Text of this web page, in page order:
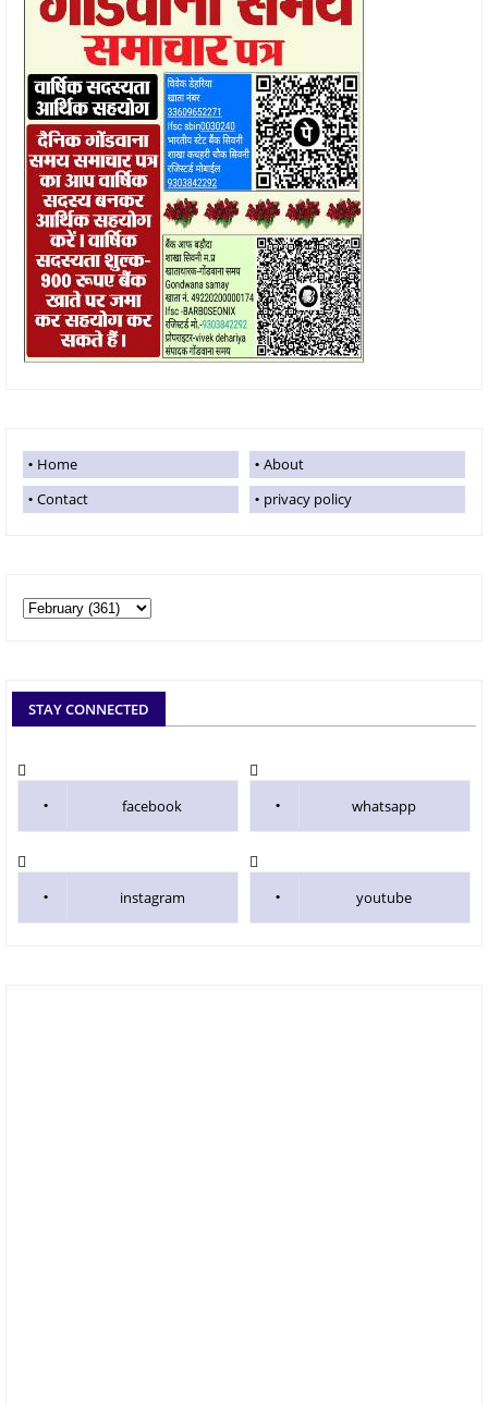
Home
About
Contact
privacy policy
STAY CONNECTED
facebook whatsapp
instagram youtube